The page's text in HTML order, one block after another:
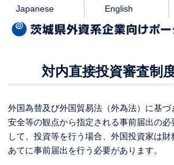
本文へ
Japanese English
対内直接投資審査制
外国為替及び外国貿易法（外為法）に基
安全等の観点から指定される事前届出の
して、投資等を行う場合、外国投資家は
あてに事前届出を行う必要があります。